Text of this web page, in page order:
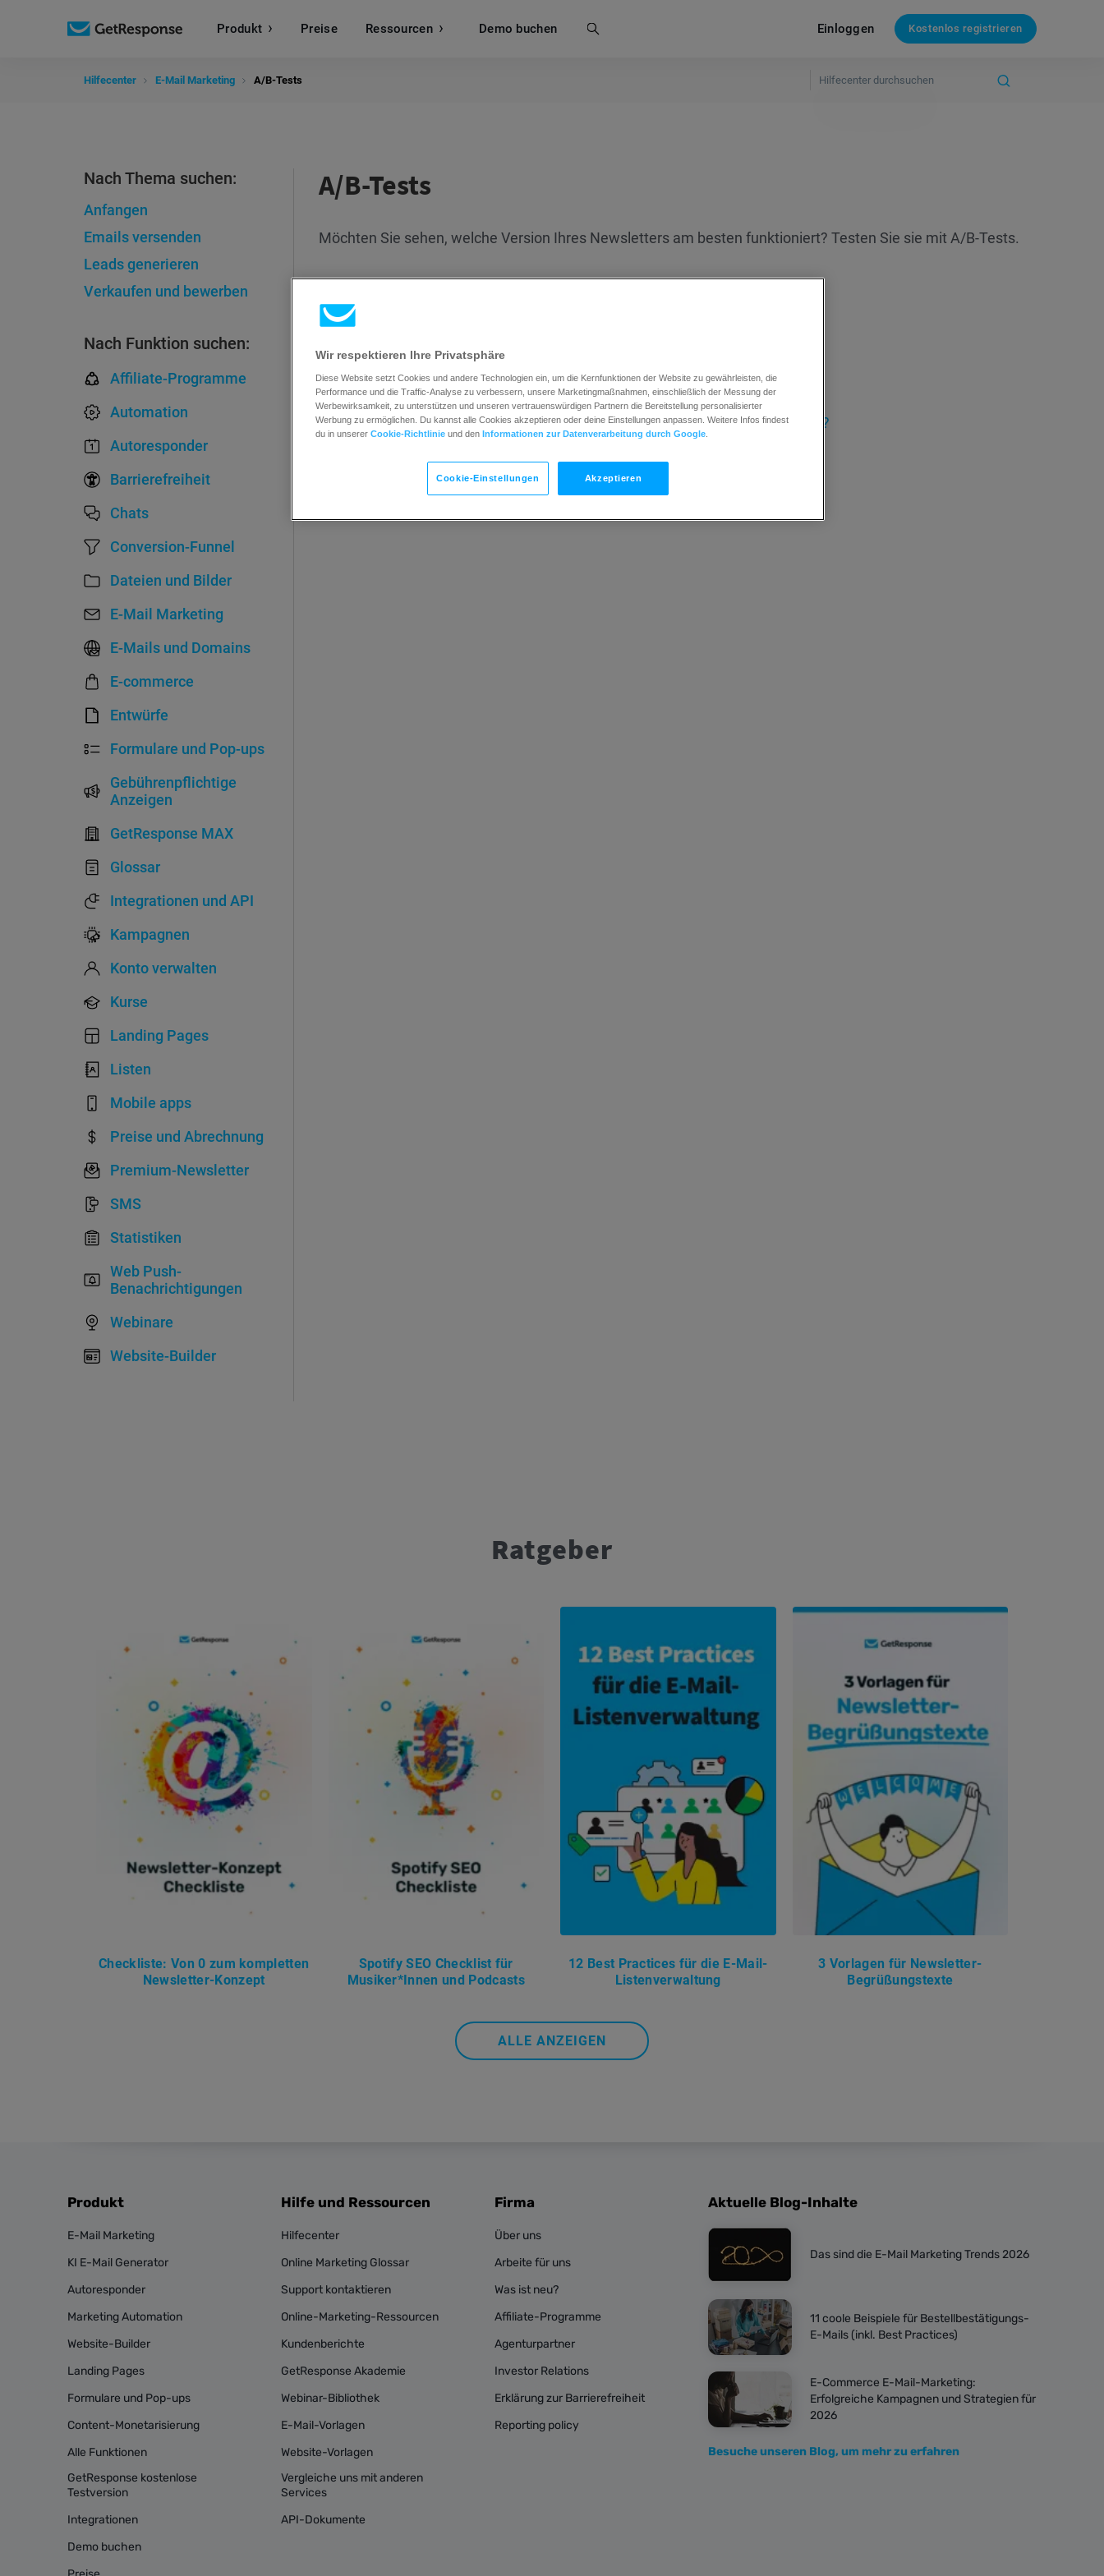
Produkt Preise Ressourcen Demo buchen
Suche Einloggen Kostenlos registrieren
Hilfecenter E-Mail Marketing A/B-Tests
Nach Thema suchen:
Anfangen
Emails versenden
Leads generieren
Verkaufen und bewerben
Nach Funktion suchen:
Affiliate-Programme
Automation
Autoresponder
Barrierefreiheit
Chats
Conversion-Funnel
Dateien und Bilder
E-Mail Marketing
E-Mails und Domains
E-commerce
Entwürfe
Formulare und Pop-ups
Gebührenpflichtige
Anzeigen
GetResponse MAX
Glossar
Integrationen und API
Kampagnen
Konto verwalten
Kurse
Landing Pages
Listen
Mobile apps
Preise und Abrechnung
Premium-Newsletter
SMS
Statistiken
Web Push-
Benachrichtigungen
Webinare
Website-Builder
A/B-Tests
Möchten Sie sehen, welche Version Ihres Newsletters am besten funktioniert? Testen Sie sie mit A/B-Tests.
Wo kann ich die Ergebnisse meiner A/B Tests Nachrichten prüfen?
Wie viele Empfänger soll meine Testgruppe aufweisen?
Wie wird die Nachricht mit der besten Performance versendet?
Kann ich die Startzeiten für die A/B Tests planen?
Kann ich in einem A/B Test verschiedene Testvarianten kombinieren?
Welche Arten von A/B-Tests stehen zur Verfügung?
Wie erstelle ich einen A/B-Test?
Ratgeber
Checkliste: Von 0 zum kompletten
Newsletter-Konzept
Spotify SEO Checklist für
Musiker*Innen und Podcasts
12 Best Practices für die E-Mail-
Listenverwaltung
3 Vorlagen für Newsletter-
Begrüßungstexte
ALLE ANZEIGEN
Produkt
E-Mail Marketing
KI E-Mail Generator
Autoresponder
Marketing Automation
Website-Builder
Landing Pages
Formulare und Pop-ups
Content-Monetarisierung
Alle Funktionen
GetResponse kostenlose
Testversion
Integrationen
Demo buchen
Hilfe und Ressourcen
Hilfecenter
Online Marketing Glossar
Support kontaktieren
Online-Marketing-Ressourcen
Kundenberichte
GetResponse Akademie
Webinar-Bibliothek
E-Mail-Vorlagen
Website-Vorlagen
Vergleiche uns mit anderen
Services
API-Dokumente
Firma
Über uns
Arbeite für uns
Was ist neu?
Affiliate-Programme
Agenturpartner
Investor Relations
Erklärung zur Barrierefreiheit
Reporting policy
Aktuelle Blog-Inhalte
Das sind die E-Mail Marketing Trends 2026
11 coole Beispiele für Bestellbestätigungs-
E-Mails (inkl. Best Practices)
E-Commerce E-Mail-Marketing:
Erfolgreiche Kampagnen und Strategien für
2026
Besuche unseren Blog, um mehr zu erfahren
Wir respektieren Ihre Privatsphäre
Diese Website setzt Cookies und andere Technologien ein, um die Kernfunktionen der Website zu gewährleisten, die
Performance und die Traffic-Analyse zu verbessern, unsere Marketingmaßnahmen, einschließlich der Messung der
Werbewirksamkeit, zu unterstützen und unseren vertrauenswürdigen Partnern die Bereitstellung personalisierter
Werbung zu ermöglichen. Du kannst alle Cookies akzeptieren oder deine Einstellungen anpassen. Weitere Infos findest
du in unserer Cookie-Richtlinie und den Informationen zur Datenverarbeitung durch Google
Cookie-Einstellungen Akzeptieren